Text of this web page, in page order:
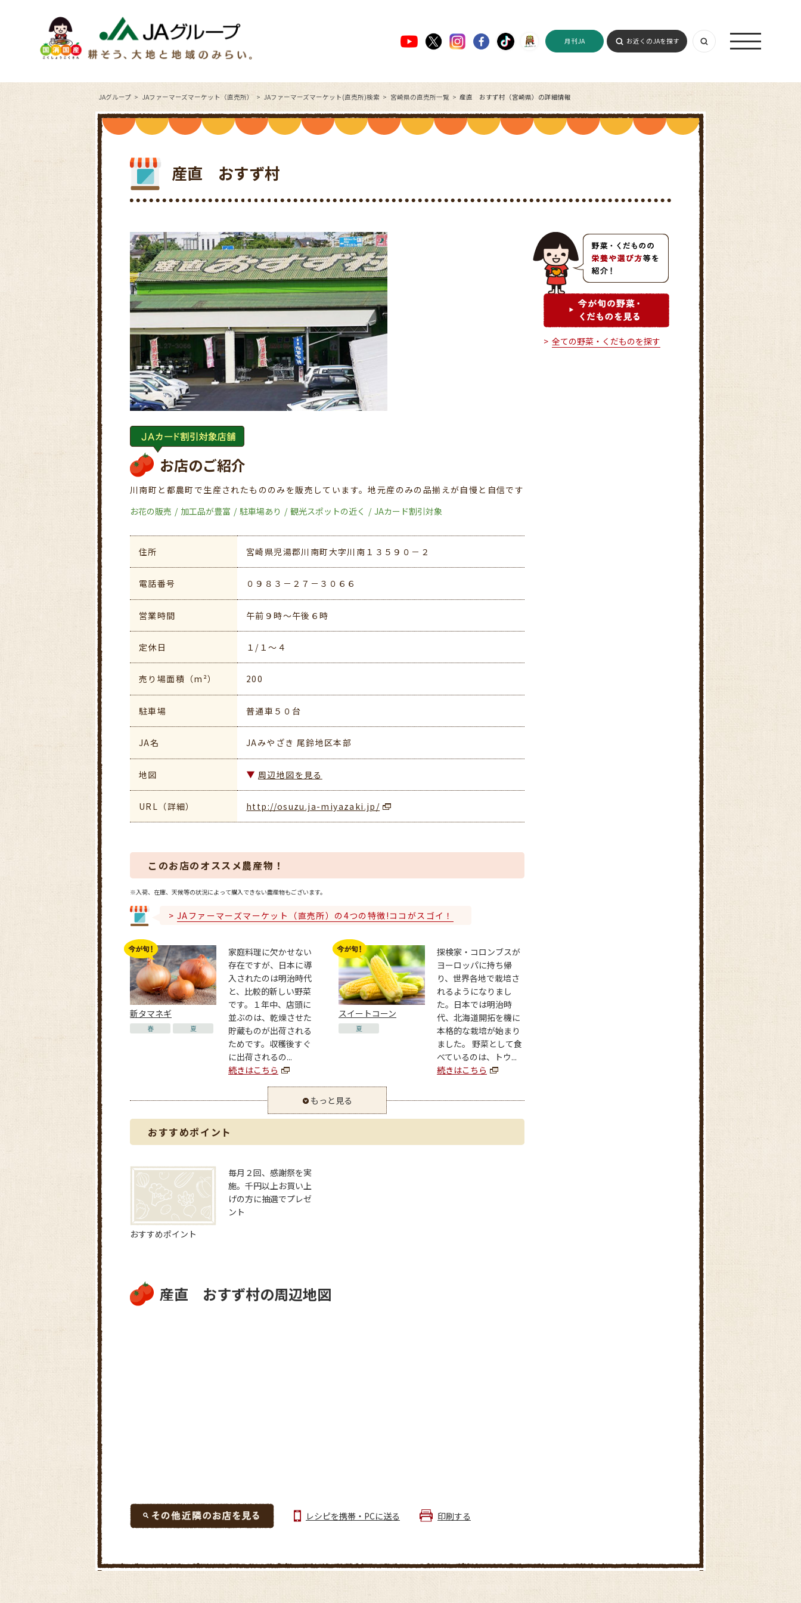
月刊JA お近くのJAを探す
JAグループ JAファーマーズマーケット（直売所） JAファーマーズマーケット(直売所)検索 宮崎県の直売所一覧 産直 おすず村（宮崎県）の詳細情報
産直 おすず村
お店のご紹介
川南町と都農町で生産されたもののみを販売しています。地元産のみの品揃えが自慢と自信です
お花の販売
加工品が豊富 駐車場あり 観光スポットの近く JAカード割引対象
住所 宮崎県児湯郡川南町大字川南１３５９０－２
電話番号 ０９８３－２７－３０６６
営業時間 午前９時～午後６時
定休日 １/１〜４
売り場面積（m²） 200
駐車場 普通車５０台
JA名 JAみやざき 尾鈴地区本部
地図 周辺地図を見る
URL（詳細） http://osuzu.ja-miyazaki.jp/
このお店のオススメ農産物！
※入荷、在庫、天候等の状況によって購入できない農産物もございます。
JAファーマーズマーケット（直売所）の4つの特徴!ココがスゴイ！
新タマネギ
春 夏
家庭料理に欠かせない
存在ですが、日本に導
入されたのは明治時代
と、比較的新しい野菜
です。１年中、店頭に
並ぶのは、乾燥させた
貯蔵ものが出荷される
ためです。収穫後すぐ
に出荷されるの...
続きはこちら
スイートコーン
夏
探検家・コロンブスが
ヨーロッパに持ち帰
り、世界各地で栽培さ
れるようになりまし
た。日本では明治時
代、北海道開拓を機に
本格的な栽培が始まり
ました。 野菜として食
べているのは、トウ...
続きはこちら
もっと見る
おすすめポイント
おすすめポイント
毎月２回、感謝祭を実
施。千円以上お買い上
げの方に抽選でプレゼ
ント
産直 おすず村の周辺地図
レシピを携帯・PCに送る 印刷する
全ての野菜・くだものを探す